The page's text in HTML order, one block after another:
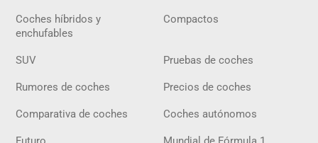
Coches híbridos y
enchufables
Compactos
SUV Pruebas de coches
Rumores de coches Precios de coches
Comparativa de coches Coches autónomos